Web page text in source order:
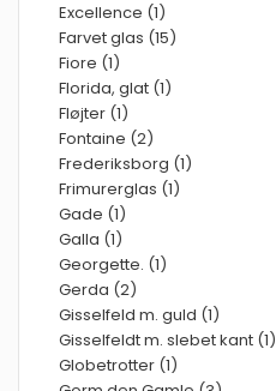
Excellence (1)
Farvet glas (15)
Fiore (1)
Florida, glat (1)
Fløjter (1)
Fontaine (2)
Frederiksborg (1)
Frimurerglas (1)
Gade (1)
Galla (1)
Georgette. (1)
Gerda (2)
Gisselfeld m. guld (1)
Gisselfeldt m. slebet kant (1)
Globetrotter (1)